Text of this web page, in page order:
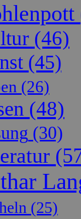
(46)
(45)
(26)
(48)
(30)
(25)